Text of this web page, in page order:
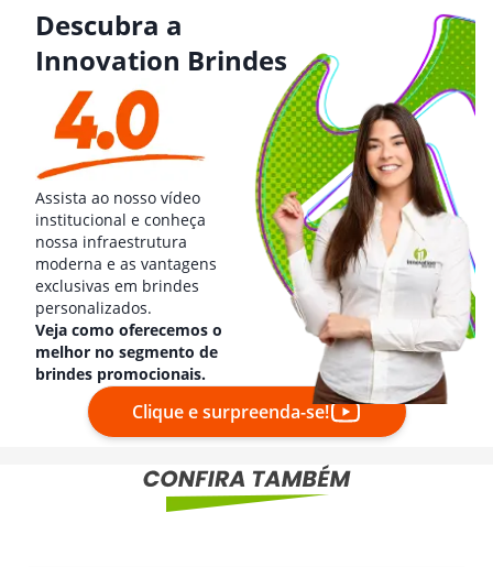
Descubra a
Innovation Brindes
Assista ao nosso vídeo
institucional e conheça
nossa infraestrutura
moderna e as vantagens
exclusivas em brindes
personalizados.
Veja como oferecemos o
melhor no segmento de
brindes promocionais.
Clique e surpreenda-se!